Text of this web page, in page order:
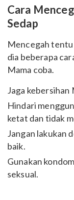
Cara
Sedap
Mencegah tentu
dia beberapa
Mama coba.
Jaga kebersihan
Hindari
ketat dan tidak
Jangan lakukan
baik.
Gunakan
seksual.